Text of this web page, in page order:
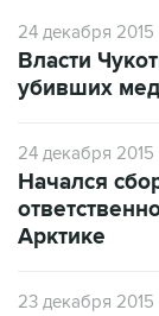
24 декабря
Власти
убивших
24 декабря
Начался
Арктике
23 декабря 2015